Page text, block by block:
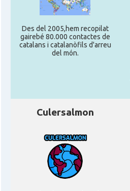
Des del 2005,hem recopilat
gairebé 80.000 contactes de
catalans i catalanòfils d'arreu
del món.
Culersalmon